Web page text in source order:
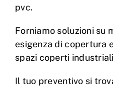
pvc.
Forniamo soluzioni su
esigenza di copertura
spazi coperti
Il tuo preventivo si